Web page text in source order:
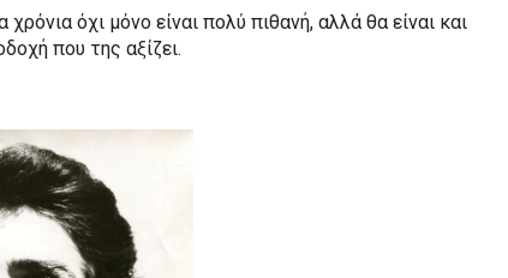
όχι μόνο είναι πολύ πιθανή, αλλά θα είναι και
που της αξίζει.